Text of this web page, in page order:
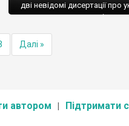
дві невідомі дисертації про
стаття готується, поділюсь
історичної ретроспективи,
Його вже досліджували та
Далі »
автором Підтримати